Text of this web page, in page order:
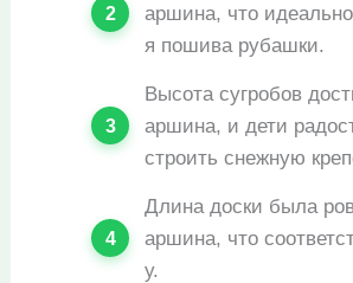
аршина, что
я пошива рубашки.
Высота сугробов
аршина, и дети
строить снежную
Длина доски была
аршина, что
у.